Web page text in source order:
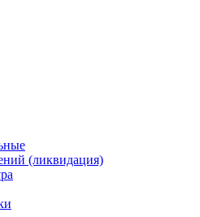
(ликвидация)